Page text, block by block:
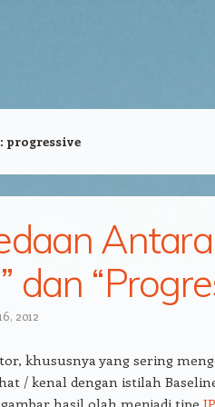
progressive
dan
2012
khususnya yang sering
/ kenal dengan istilah
hasil olah menjadi tipe